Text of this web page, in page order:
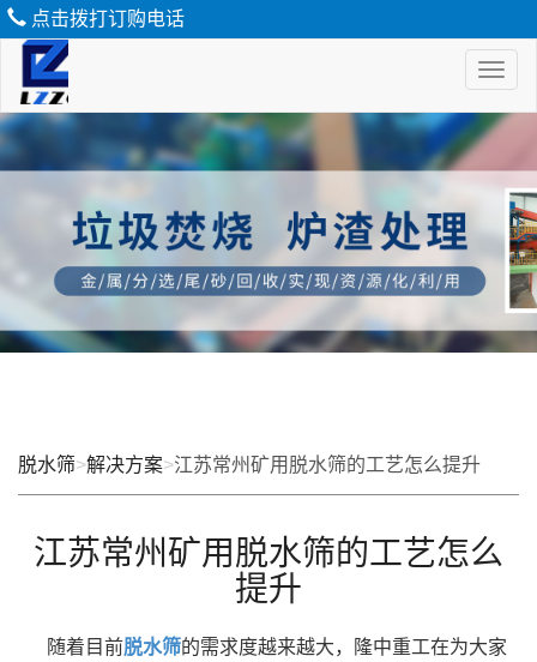
点击拨打订购电话
脱
水
脱水筛>解决方案>江苏常州矿用脱水筛的工艺怎么提升
江苏常州矿用脱水筛的工艺怎么
提升
随着目前脱水筛的需求度越来越大，隆中重工在为大家